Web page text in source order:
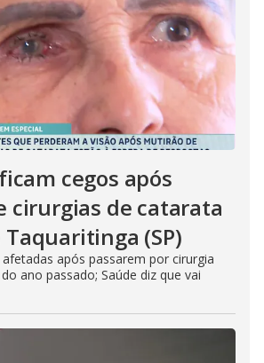
cegos após
cirurgias de catarata
Taquaritinga (SP)
após passarem por cirurgia
ano passado; Saúde diz que vai